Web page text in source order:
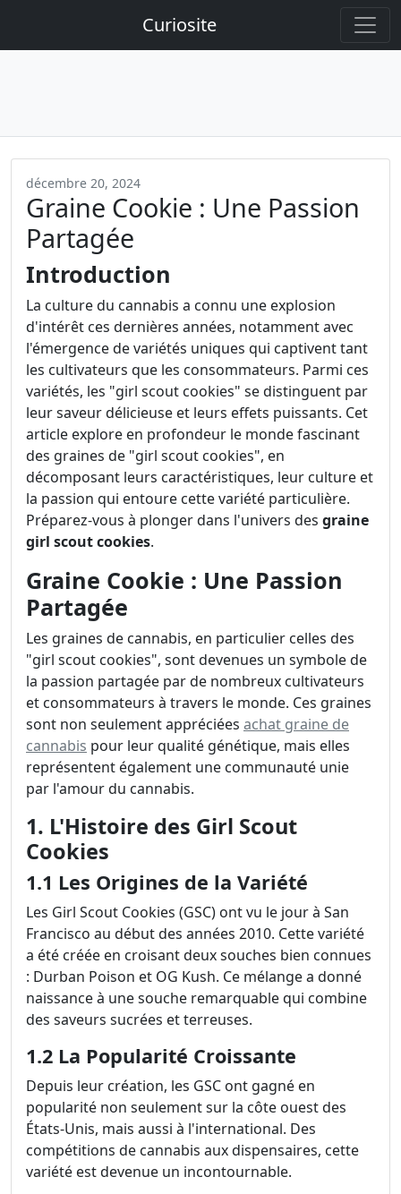
Curiosite
décembre 20, 2024
Graine Cookie : Une Passion
Partagée
Introduction
La culture du cannabis a connu une explosion
d'intérêt ces dernières années, notamment avec
l'émergence de variétés uniques qui captivent tant
les cultivateurs que les consommateurs. Parmi ces
variétés, les "girl scout cookies" se distinguent par
leur saveur délicieuse et leurs effets puissants. Cet
article explore en profondeur le monde fascinant
des graines de "girl scout cookies", en
décomposant leurs caractéristiques, leur culture et
la passion qui entoure cette variété particulière.
Préparez-vous à plonger dans l'univers des graine
girl scout cookies.
Graine Cookie : Une Passion
Partagée
Les graines de cannabis, en particulier celles des
"girl scout cookies", sont devenues un symbole de
la passion partagée par de nombreux cultivateurs
et consommateurs à travers le monde. Ces graines
sont non seulement appréciées achat graine de
cannabis pour leur qualité génétique, mais elles
représentent également une communauté unie
par l'amour du cannabis.
1. L'Histoire des Girl Scout
Cookies
1.1 Les Origines de la Variété
Les Girl Scout Cookies (GSC) ont vu le jour à San
Francisco au début des années 2010. Cette variété
a été créée en croisant deux souches bien connues
: Durban Poison et OG Kush. Ce mélange a donné
naissance à une souche remarquable qui combine
des saveurs sucrées et terreuses.
1.2 La Popularité Croissante
Depuis leur création, les GSC ont gagné en
popularité non seulement sur la côte ouest des
États-Unis, mais aussi à l'international. Des
compétitions de cannabis aux dispensaires, cette
variété est devenue un incontournable.